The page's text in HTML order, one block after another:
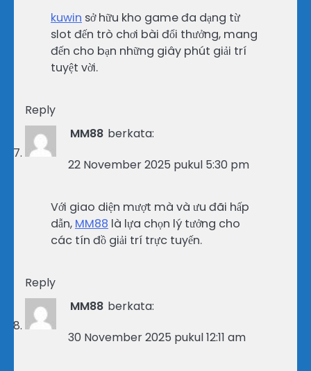
kuwin sở hữu kho game đa dạng từ
slot đến trò chơi bài đổi thưởng, mang
đến cho bạn những giây phút giải trí
tuyệt vời.
Reply
MM88 berkata:
22 November 2025 pukul 5:30 pm
Với giao diện mượt mà và ưu đãi hấp
dẫn, MM88 là lựa chọn lý tưởng cho
các tín đồ giải trí trực tuyến.
Reply
MM88 berkata:
30 November 2025 pukul 12:11 am